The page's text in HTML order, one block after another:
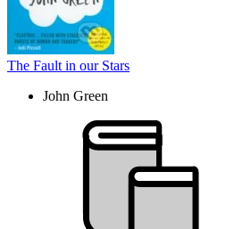
The Fault in our Stars
John Green